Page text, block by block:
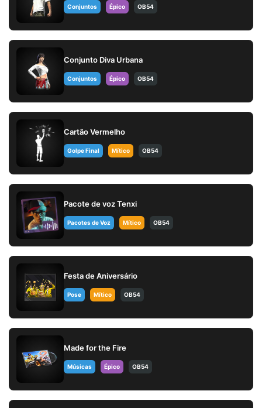
Conjuntos Épico OB54
Conjunto Diva Urbana
Conjuntos Épico OB54
Cartão Vermelho
Golpe Final Mítico OB54
Pacote de voz Tenxi
Pacotes de Voz Mítico OB54
Festa de Aniversário
Pose Mítico OB54
Made for the Fire
Músicas Épico OB54